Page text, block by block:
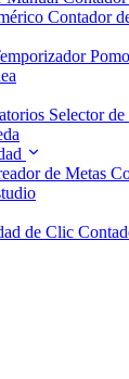
Contador
Selector
de Metas
de Clic